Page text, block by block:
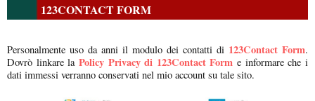
123CONTACT FORM
Personalmente uso da anni il modulo dei contatti di 123Contact Form.
Dovrò linkare la Policy Privacy di 123Contact Form e informare che i
dati immessi verranno conservati nel mio account su tale sito.